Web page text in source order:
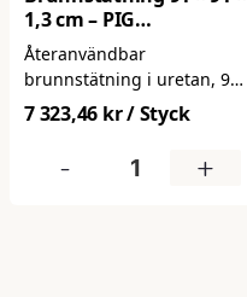
1,3 cm – PIG
DrainBlocker PLRE242 i
Uretan
Återanvändbar
brunnstätning i uretan, 91
× 91 × 1,3 cm, som effektivt
stoppar olja, kemikalier och
andra vätskor från att nå
avloppet. Anpassar sig
7 323,46 kr/ Styck
- +